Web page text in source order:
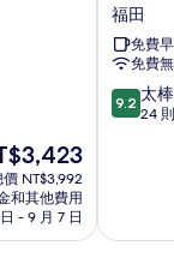
價 NT$3,992
和其他費用
- 9 月 7 日
體
育
中
心
智
福
福田
免費
免費
9.2
分，
棒
9.2 太
24